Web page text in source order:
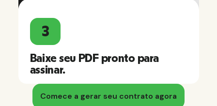
3
Baixe seu PDF pronto para
assinar.
Comece a gerar seu contrato agora